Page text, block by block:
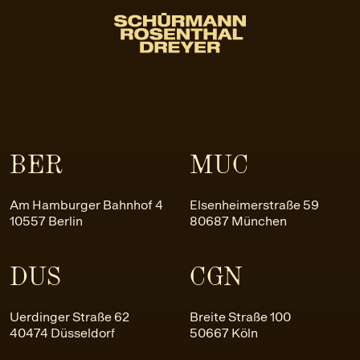
BER
Am Hamburger Bahnhof 4
10557 Berlin
MUC
Elsenheimerstraße 59
80687 München
DUS
Uerdinger Straße 62
40474 Düsseldorf
CGN
Breite Straße 100
50667 Köln